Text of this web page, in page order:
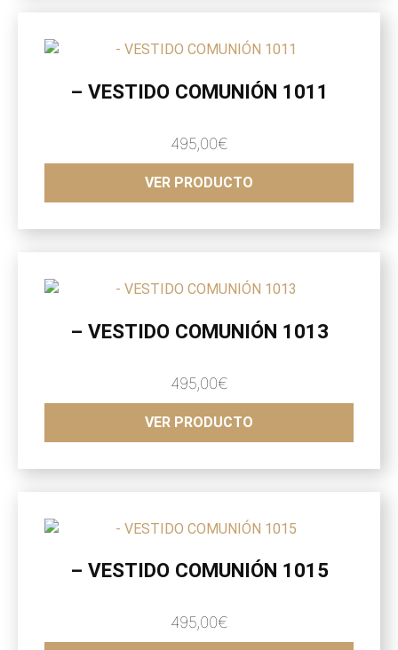
– VESTIDO COMUNIÓN 1011
495,00€
VER PRODUCTO
– VESTIDO COMUNIÓN 1013
495,00€
VER PRODUCTO
– VESTIDO COMUNIÓN 1015
495,00€